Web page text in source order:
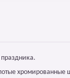
хромированные